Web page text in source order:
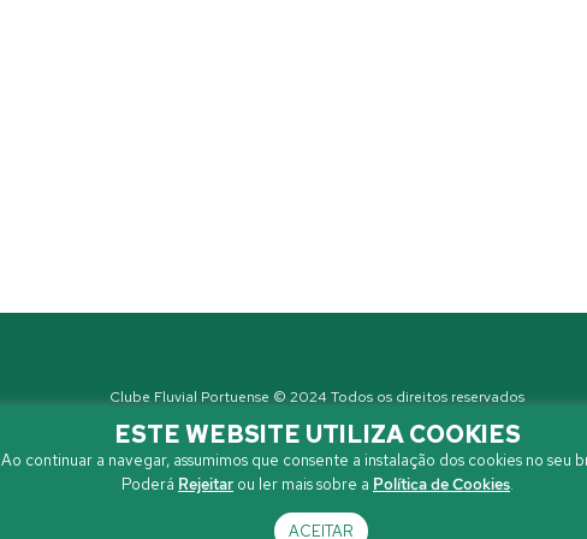
Clube Fluvial Portuense © 2024 Todos os direitos reservados
ESTE WEBSITE UTILIZA COOKIES
Ao continuar a navegar, assumimos que consente a instalação dos cookies no seu
Poderá Rejeitar ou ler mais sobre a Política de Cookies.
ACEITAR